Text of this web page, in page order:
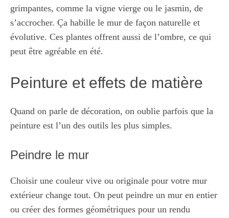
grimpantes, comme la vigne vierge ou le jasmin, de
s’accrocher. Ça habille le mur de façon naturelle et
évolutive. Ces plantes offrent aussi de l’ombre, ce qui
peut être agréable en été.
Peinture et effets de matière
Quand on parle de décoration, on oublie parfois que la
peinture est l’un des outils les plus simples.
Peindre le mur
Choisir une couleur vive ou originale pour votre mur
extérieur change tout. On peut peindre un mur en entier
ou créer des formes géométriques pour un rendu